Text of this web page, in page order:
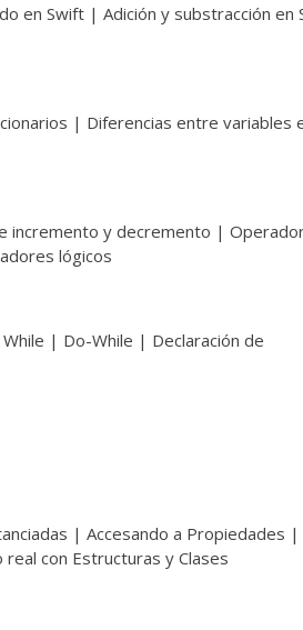
en Swift | Adición y substracción en
| Diferencias entre variables
incremento y decremento |
lógicos
| Do-While | Declaración de
| Accesando a Propiedades |
con Estructuras y Clases